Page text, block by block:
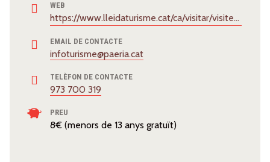
WEB
https://www.lleidaturisme.cat/ca/visitar/visites-guiades/visites-guiades
EMAIL DE CONTACTE
infoturisme@paeria.cat
TELÈFON DE CONTACTE
973 700 319
PREU
8€ (menors de 13 anys gratuït)